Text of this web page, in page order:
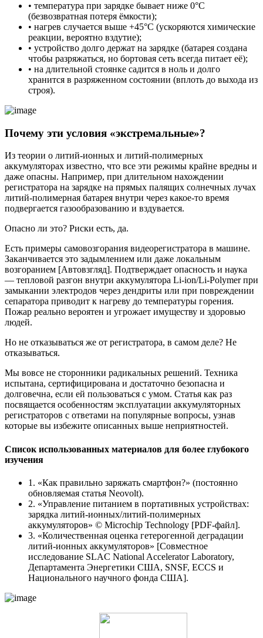
• температура при зарядке бывает ниже 0°C
(безвозвратная потеря ёмкости);
• нагрев случается выше +45°C (ускоряются химические
реакции, вероятно вздутие);
• устройство долго держат на зарядке (батарея создана
чтобы разряжаться, но бортовая сеть всегда питает её);
• на длительной стоянке садится в ноль и долго
хранится в разряженном состоянии (вплоть до выхода из
строя).
Почему эти условия «экстремальные»?
Из теории о литий-ионных и литий-полимерных
аккумуляторах известно, что все эти режимы крайне вредны и
даже опасны. Например, при длительном нахождении
регистратора на зарядке на прямых палящих солнечных лучах
литий-полимерная батарея внутри через какое-то время
подвергается газообразованию и вздувается.
Опасно ли это? Риски есть, да.
Есть примеры самовозгорания видеорегистратора в машине.
Заканчивается это задымлением или даже локальным
возгоранием [Автовзгляд]. Подтверждает опасность и наука
— тепловой разгон внутри аккумулятора Li-ion/Li-Polymer при
замыкании электродов через дендриты или при повреждении
сепаратора приводит к нагреву до температуры горения.
Пожар реально вероятен и угрожает имуществу и здоровью
людей.
Но не отказываться же от регистратора, в самом деле? Не
отказываться.
Мы вовсе не сторонники радикальных решений. Техника
испытана, сертифицирована и достаточно безопасна и
долговечна, если ей пользоваться с умом. Статья как раз
посвящается особенностям эксплуатации аккумуляторных
регистраторов с ответами на популярные вопросы, узнав
которые вы избежите описанных выше неприятностей.
Список использованных материалов для более глубокого
изучения
1. «Как правильно заряжать смартфон?» (постоянно
обновляемая статья Neovolt).
2. «Управление питанием в портативных устройствах:
зарядка литий-ионных/литий-полимерных
аккумуляторов» © Microchip Technology [PDF-файл].
3. «Количественная оценка гетерогенной деградации
литий-ионных аккумуляторов» [Совместное
исследование SLAC National Accelerator Laboratory,
Департамента Энергетики США, SNSF, ECCS и
Национального научного фонда США].